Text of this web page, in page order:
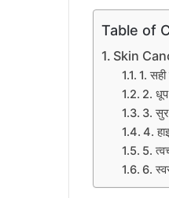
Table of
Skin
1.
2.
3.
4.
5.
6.